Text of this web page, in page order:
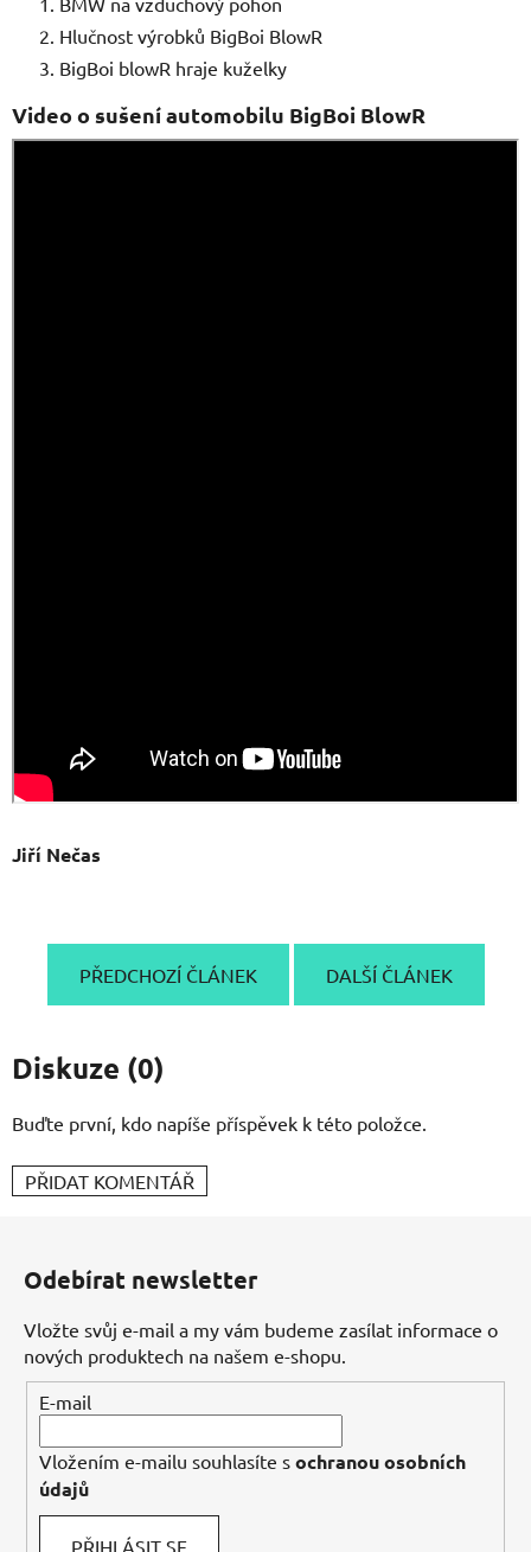
Hlučnost výrobků BigBoi BlowR
BigBoi blowR hraje kuželky
Video o sušení automobilu BigBoi BlowR
Jiří Nečas
PŘEDCHOZÍ ČLÁNEK DALŠÍ ČLÁNEK
Diskuze (0)
Buďte první, kdo napíše příspěvek k této položce.
PŘIDAT KOMENTÁŘ
Odebírat newsletter
Vložte svůj e-mail a my vám budeme zasílat informace o
nových produktech na našem e-shopu.
E-mail
Vložením e-mailu souhlasíte s ochranou osobních
údajů
PŘIHLÁSIT SE